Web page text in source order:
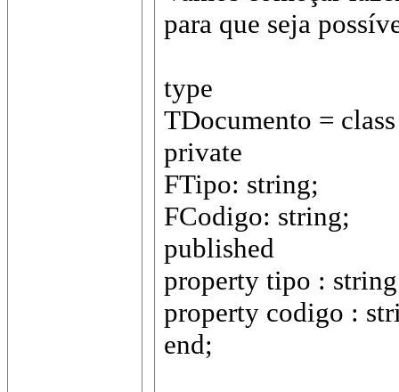
para que seja
type
TDocumento = class
private
FTipo: string;
FCodigo: string;
published
property tipo :
property codigo :
end;